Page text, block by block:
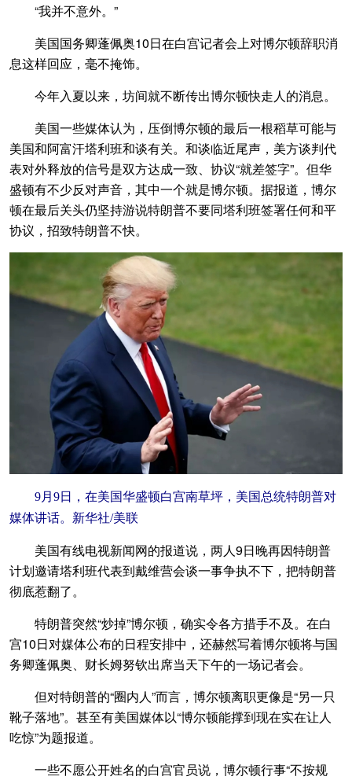
“我并不意外。”
美国国务卿蓬佩奥10日在白宫记者会上对博尔顿辞职消
息这样回应，毫不掩饰。
今年入夏以来，坊间就不断传出博尔顿快走人的消息。
美国一些媒体认为，压倒博尔顿的最后一根稻草可能与
美国和阿富汗塔利班和谈有关。和谈临近尾声，美方谈判代
表对外释放的信号是双方达成一致、协议“就差签字”。但华
盛顿有不少反对声音，其中一个就是博尔顿。据报道，博尔
顿在最后关头仍坚持游说特朗普不要同塔利班签署任何和平
协议，招致特朗普不快。
9月9日，在美国华盛顿白宫南草坪，美国总统特朗普对
媒体讲话。新华社/美联
美国有线电视新闻网的报道说，两人9日晚再因特朗普
计划邀请塔利班代表到戴维营会谈一事争执不下，把特朗普
彻底惹翻了。
特朗普突然“炒掉”博尔顿，确实令各方措手不及。在白
宫10日对媒体公布的日程安排中，还赫然写着博尔顿将与国
务卿蓬佩奥、财长姆努钦出席当天下午的一场记者会。
但对特朗普的“圈内人”而言，博尔顿离职更像是“另一只
靴子落地”。甚至有美国媒体以“博尔顿能撑到现在实在让人
吃惊”为题报道。
一些不愿公开姓名的白宫官员说，博尔顿行事“不按规